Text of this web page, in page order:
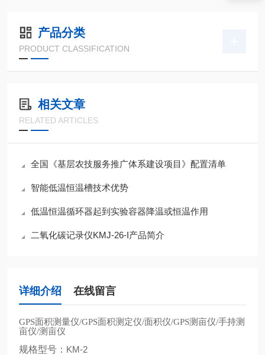
产品分类
PRODUCT CLASSIFICATION
相关文章
RELATED ARTICLES
全国《基层农技服务推广体系建设项目》配置清单
智能低温恒温槽技术优势
低温恒温循环器起到实验容器降温或恒温作用
二氧化碳记录仪KMJ-26-I产品简介
详细介绍 在线留言
GPS面积测量仪/GPS面积测定仪/面积仪/GPS测亩仪/手持测
亩仪/测亩仪
规格型号： KM-2